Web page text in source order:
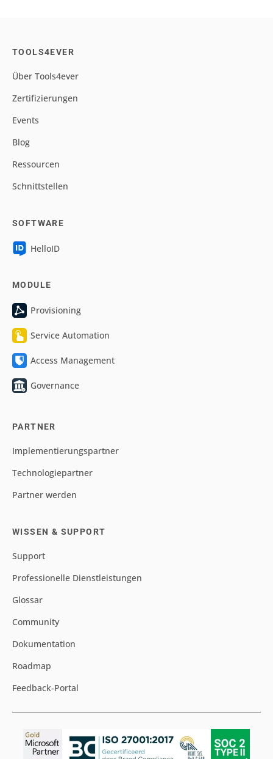
TOOLS4EVER
Über Tools4ever
Zertifizierungen
Events
Blog
Ressourcen
Schnittstellen
SOFTWARE
HelloID
MODULE
Provisioning
Service Automation
Access Management
Governance
PARTNER
Implementierungspartner
Technologiepartner
Partner werden
WISSEN & SUPPORT
Support
Professionelle Dienstleistungen
Glossar
Community
Dokumentation
Roadmap
Feedback-Portal